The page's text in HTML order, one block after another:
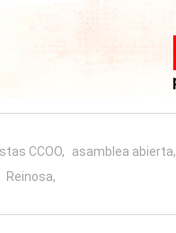
CCOO, asamblea abierta,
Reinosa,